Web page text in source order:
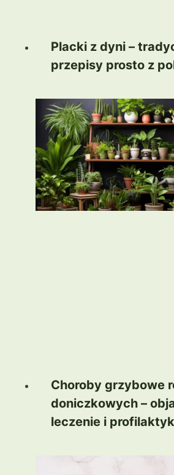
Placki z dyni –
przepisy prosto z
Choroby grzybowe
doniczkowych –
leczenie i